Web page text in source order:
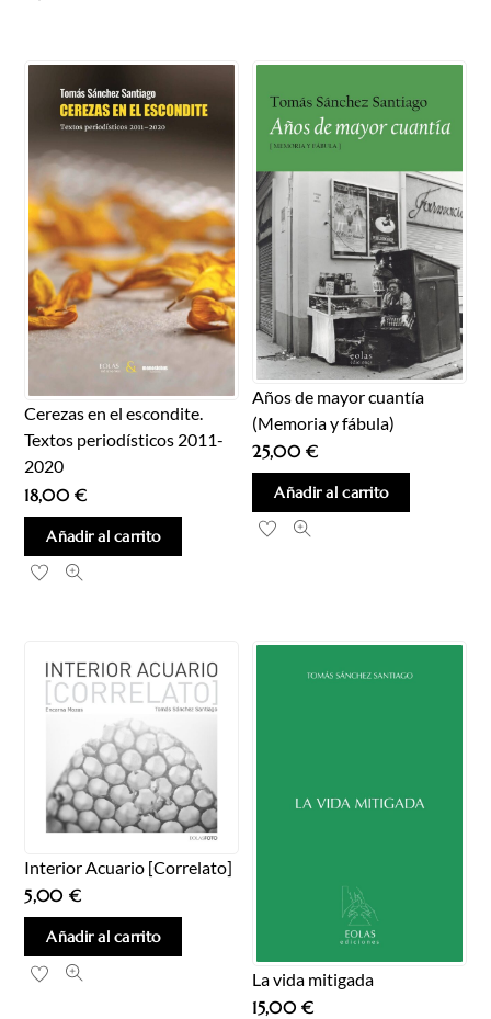
Cerezas en el escondite.
Textos periodísticos 2011-
2020
18,00€
Añadir al carrito
Años de mayor cuantía
(Memoria y fábula)
25,00€
Añadir al carrito
Interior Acuario [Correlato]
5,00 €
Añadir al carrito
La vida mitigada
15,00€